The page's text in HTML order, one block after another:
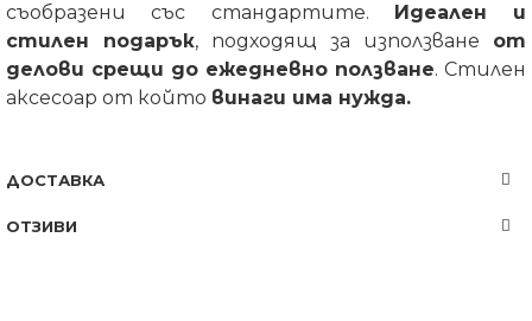
съобразени със стандартите. Идеален и
стилен подарък, подходящ за използване от
делови срещи до ежедневно ползване. Стилен
аксесоар от който винаги има нужда.
ДОСТАВКА
ОТЗИВИ